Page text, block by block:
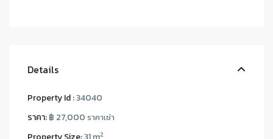
Details
Property Id :34040
ราคา:฿ 27,000ราคาเช่า
2